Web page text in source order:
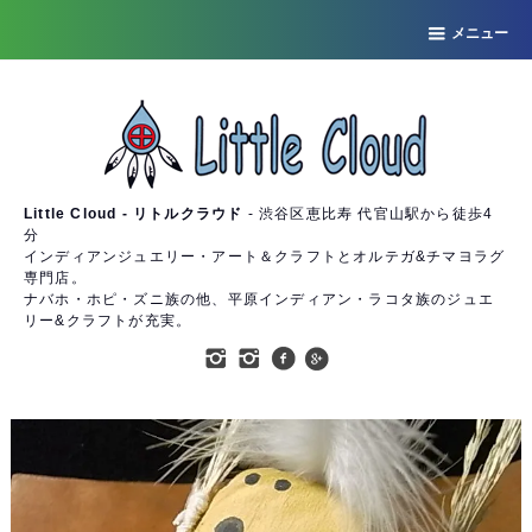
メニュー
Little Cloud - リトルクラウド - 渋谷区恵比寿 代官山駅から徒歩4
分
インディアンジュエリー・アート＆クラフトとオルテガ&チマヨラグ
専門店。
ナバホ・ホピ・ズニ族の他、平原インディアン・ラコタ族のジュエ
リー&クラフトが充実。